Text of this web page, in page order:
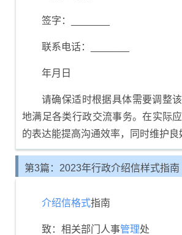
签字：_______
联系电话：_______
年月日
请确保适时根据具体需要调整该
地满足各类行政交流事务。在实际
的表达能提高沟通效率，同时维护良
第3篇：2023年行政介绍信样式指南
介绍信格式指南
致：相关部门人事管理处